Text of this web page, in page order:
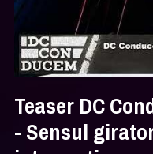
Teaser DC
- Sensul